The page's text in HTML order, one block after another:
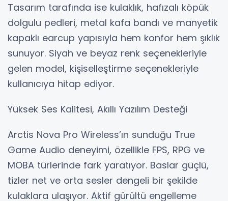
Tasarım tarafında ise kulaklık, hafızalı köpük
dolgulu pedleri, metal kafa bandı ve manyetik
kapaklı earcup yapısıyla hem konfor hem şıklık
sunuyor. Siyah ve beyaz renk seçenekleriyle
gelen model, kişiselleştirme seçenekleriyle
kullanıcıya hitap ediyor.
Yüksek Ses Kalitesi, Akıllı Yazılım Desteği
Arctis Nova Pro Wireless’ın sunduğu True
Game Audio deneyimi, özellikle FPS, RPG ve
MOBA türlerinde fark yaratıyor. Baslar güçlü,
tizler net ve orta sesler dengeli bir şekilde
kulaklara ulaşıyor. Aktif gürültü engelleme